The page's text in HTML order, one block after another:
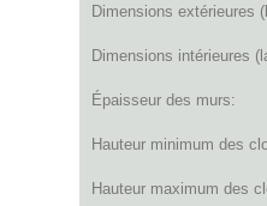
Dimensions extérieures
Dimensions intérieures
Épaisseur des murs:
Hauteur minimum des
Hauteur maximum des